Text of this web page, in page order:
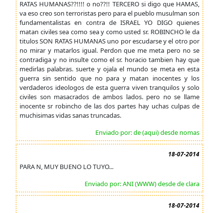
RATAS HUMANAS??!!!! o no??!! TERCERO si digo que HAMAS,
va eso creo son terroristas pero para el pueblo musulman son
fundamentalistas en contra de ISRAEL YO DIGO quienes
matan civiles sea como sea y como usted sr. ROBINCHO le da
titulos SON RATAS HUMANAS uno por escudarse y el otro por
no mirar y matarlos igual. Perdon que me meta pero no se
contradiga y no insulte como el sr. horacio tambien hay que
medirlas palabras. suerte y ojala el mundo se meta en esta
guerra sin sentido que no para y matan inocentes y los
verdaderos ideologos de esta guerra viven tranquilos y solo
civiles son masacrados de ambos lados. pero no se llame
inocente sr robincho de las dos partes hay uchas culpas de
muchisimas vidas sanas truncadas.
Enviado por: de (aqui) desde nomas
18-07-2014
PARA N, MUY BUENO LO TUYO...
Enviado por: ANI (WWW) desde de clara
18-07-2014